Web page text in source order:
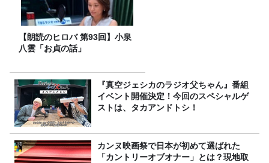
【朗読のヒロバ 第93回】小泉
八雲「お貞の話」
『真空ジェシカのラジオ父ちゃん』番組
イベント開催決定！今回のスペシャルゲ
ストは、タカアンドトシ！
カンヌ映画祭で日本が初めて選ばれた
「カントリーオブオナー」とは？現地取